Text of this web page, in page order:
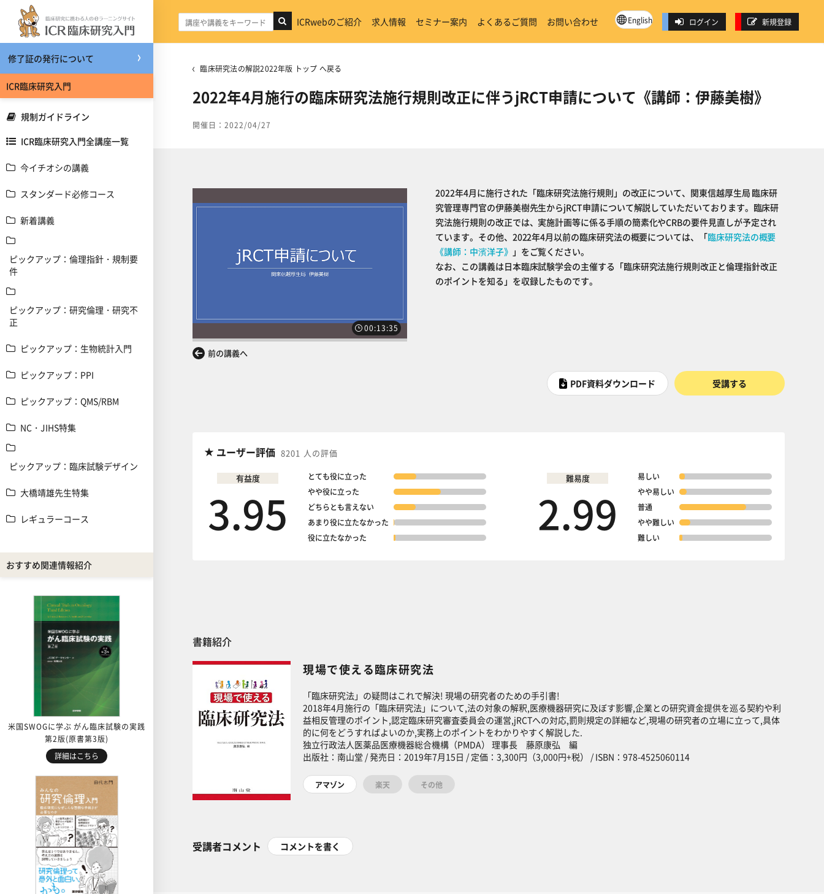
メインコンテンツへスキップする
修了証の発行について
ICR臨床研究入門
規制ガイドライン
ICR臨床研究入門全講座一覧
今イチオシの講義
スタンダード必修コース
新着講義
ピックアップ：倫理指針・規制要
件
ピックアップ：研究倫理・研究不
正
ピックアップ：生物統計入門
ピックアップ：PPI
ピックアップ：QMS/RBM
NC・JIHS特集
ピックアップ：臨床試験デザイン
大橋靖雄先生特集
レギュラーコース
おすすめ関連情報紹介
米国SWOGに学ぶ がん臨床試験の実践
第2版(原書第3版)
詳細はこちら
ICRwebのご紹介 求人情報 セミナー案内 よくあるご質問 お問い合わせ English ログイン 新規登録
臨床研究法の解説2022年版 トップ へ戻る
2022年4月施行の臨床研究法施行規則改正に伴うjRCT申請について《講師：伊藤美樹》
開催日：2022/04/27
00:13:35
前の講義へ
2022年4月に施行された「臨床研究法施行規則」の改正について、関東信越厚生局 臨床研
究管理専門官の伊藤美樹先生からjRCT申請について解説していただいております。臨床研
究法施行規則の改正では、実施計画等に係る手順の簡素化やCRBの要件見直しが予定され
ています。その他、2022年4月以前の臨床研究法の概要については、「臨床研究法の概要
《講師：中濱洋子》 」をご覧ください。
なお、この講義は日本臨床試験学会の主催する「臨床研究法施行規則改正と倫理指針改正
のポイントを知る」を収録したものです。
PDF資料ダウンロード 受講する
ユーザー評価 8201 人の評価
有益度
3.95
とても役に立った
やや役に立った
どちらとも言えない
あまり役に立たなかった
役に立たなかった
難易度
2.99
易しい
やや易しい
普通
やや難しい
難しい
書籍紹介
現場で使える臨床研究法
「臨床研究法」の疑問はこれで解決! 現場の研究者のための手引書!
2018年4月施行の「臨床研究法」について,法の対象の解釈,医療機器研究に及ぼす影響,企業との研究資金提供を巡る契約や利
益相反管理のポイント,認定臨床研究審査委員会の運営,jRCTへの対応,罰則規定の詳細など,現場の研究者の立場に立って,具体
的に何をどうすればよいのか,実務上のポイントをわかりやすく解説した.
独立行政法人医薬品医療機器総合機構（PMDA） 理事長 藤原康弘 編
出版社：南山堂 / 発売日：2019年7月15日 / 定価：3,300円（3,000円+税） / ISBN：978-4525060114
アマゾン 楽天 その他
受講者コメント コメントを書く